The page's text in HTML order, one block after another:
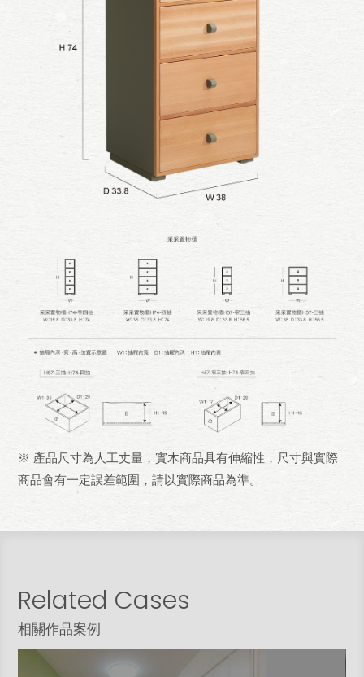
※ 產品尺寸為人工丈量，實木商品具有伸縮性，尺寸與實際
商品會有一定誤差範圍，請以實際商品為準。
Related Cases
相關作品案例